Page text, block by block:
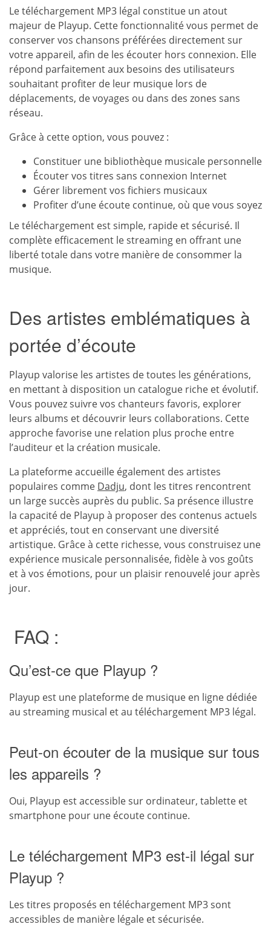
Le téléchargement MP3 légal constitue un atout
majeur de Playup. Cette fonctionnalité vous permet de
conserver vos chansons préférées directement sur
votre appareil, afin de les écouter hors connexion. Elle
répond parfaitement aux besoins des utilisateurs
souhaitant profiter de leur musique lors de
déplacements, de voyages ou dans des zones sans
réseau.
Grâce à cette option, vous pouvez :
Constituer une bibliothèque musicale personnelle
Écouter vos titres sans connexion Internet
Gérer librement vos fichiers musicaux
Profiter d’une écoute continue, où que vous soyez
Le téléchargement est simple, rapide et sécurisé. Il
complète efficacement le streaming en offrant une
liberté totale dans votre manière de consommer la
musique.
Des artistes emblématiques à
portée d’écoute
Playup valorise les artistes de toutes les générations,
en mettant à disposition un catalogue riche et évolutif.
Vous pouvez suivre vos chanteurs favoris, explorer
leurs albums et découvrir leurs collaborations. Cette
approche favorise une relation plus proche entre
l’auditeur et la création musicale.
La plateforme accueille également des artistes
populaires comme Dadju, dont les titres rencontrent
un large succès auprès du public. Sa présence illustre
la capacité de Playup à proposer des contenus actuels
et appréciés, tout en conservant une diversité
artistique. Grâce à cette richesse, vous construisez une
expérience musicale personnalisée, fidèle à vos goûts
et à vos émotions, pour un plaisir renouvelé jour après
jour.
FAQ :
Qu’est-ce que Playup ?
Playup est une plateforme de musique en ligne dédiée
au streaming musical et au téléchargement MP3 légal.
Peut-on écouter de la musique sur tous
les appareils ?
Oui, Playup est accessible sur ordinateur, tablette et
smartphone pour une écoute continue.
Le téléchargement MP3 est-il légal sur
Playup ?
Les titres proposés en téléchargement MP3 sont
accessibles de manière légale et sécurisée.